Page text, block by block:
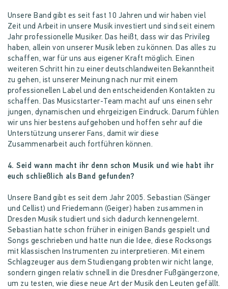
Unsere Band gibt es seit fast 10 Jahren und wir haben viel
Zeit und Arbeit in unsere Musik investiert und sind seit einem
Jahr professionelle Musiker. Das heißt, dass wir das Privileg
haben, allein von unserer Musik leben zu können. Das alles zu
schaffen, war für uns aus eigener Kraft möglich. Einen
weiteren Schritt hin zu einer deutschlandweiten Bekanntheit
zu gehen, ist unserer Meinung nach nur mit einem
professionellen Label und den entscheidenden Kontakten zu
schaffen. Das Musicstarter-Team macht auf uns einen sehr
jungen, dynamischen und ehrgeizigen Eindruck. Darum fühlen
wir uns hier bestens aufgehoben und hoffen sehr auf die
Unterstützung unserer Fans, damit wir diese
Zusammenarbeit auch fortführen können.
4. Seid wann macht ihr denn schon Musik und wie habt ihr
euch schließlich als Band gefunden?
Unsere Band gibt es seit dem Jahr 2005. Sebastian (Sänger
und Cellist) und Friedemann (Geiger) haben zusammen in
Dresden Musik studiert und sich dadurch kennengelernt.
Sebastian hatte schon früher in einigen Bands gespielt und
Songs geschrieben und hatte nun die Idee, diese Rocksongs
mit klassischen Instrumenten zu interpretieren. Mit einem
Schlagzeuger aus dem Studiengang probten wir nicht lange,
sondern gingen relativ schnell in die Dresdner Fußgängerzone,
um zu testen, wie diese neue Art der Musik den Leuten gefällt.